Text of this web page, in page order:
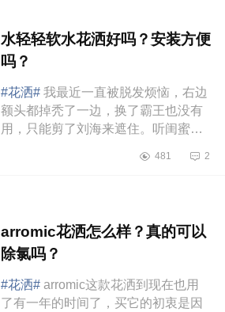
水轻轻软水花洒好吗？安装方便
吗？
#花洒# 我最近一直被脱发烦恼，右边
额头都掉秃了一边，换了霸王也没有
用，只能剪了刘海来遮住。听闺蜜说
就买了下来。本来准备等老公回...
481 2
arromic花洒怎么样？真的可以
除氯吗？
#花洒# arromic这款花洒到现在也用
了有一年的时间了，买它的初衷是因